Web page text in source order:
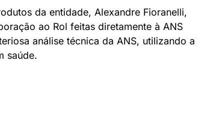
da entidade, Alexandre Fioranelli,
ao Rol feitas diretamente à ANS
análise técnica da ANS, utilizando a
saúde.